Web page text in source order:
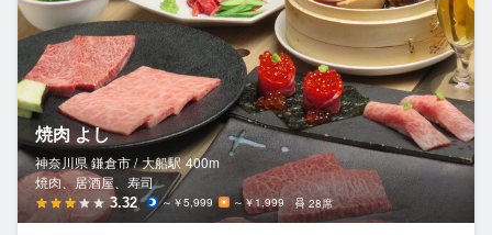
焼肉 よし
神奈川県 鎌倉市 / 大船駅 400m
焼肉、居酒屋、寿司
3.32 ～￥5,999 ～￥1,999 28席